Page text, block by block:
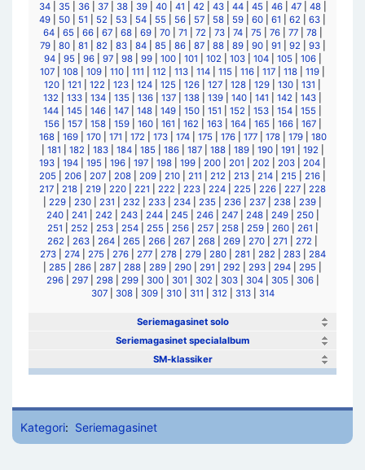
34| 35 36| 37| 38| 39| 40| 41 42 43| 44| 45 46| 47| 48|
49
50 51 52 53 54 55 56 57 58 59 60 61 62 63
64| 65 66| 67| 68| 69| 70| 71 72 73| 74| 75 76| 77| 78|
79| 80| 81 82 83| 84| 85 86| 87| 88| 89| 90| 91 92 93|
94| 95 96| 97| 98| 99| 100| 101 102 103| 104| 105 106|
107
108 109 110 111 112 113 114 115 116 117 118 119
120
121 122 123 124 125 126 127 128 129 130 131
132
133 134 135 136 137 138 139 140 141 142 143
144
145 146 147 148 149 150 151 152 153 154 155
156| 157| 158| 159| 160| 161 162 163| 164| 165 166| 167|
168| 169| 170| 171 172 173| 174| 175 176| 177| 178| 179| 180
181 182 183| 184| 185 186| 187| 188| 189| 190| 191 192
193
194 195 196 197 198 199 200 201 202 203 204
205
206 207 208 209 210 211 212 213 214 215 216
217
218 219 220 221 222 223 224 225 226 227
228
229 230 231 232 233 234 235 236 237 238 239
240| 241 242 243| 244| 245 246| 247| 248| 249| 250|
251
252 253| 254| 255 256| 257| 258| 259| 260| 261
262
263 264 265 266 267 268 269 270 271 272
273| 274| 275 276| 277| 278| 279| 280| 281 282 283| 284
285 286 287 288 289 290 291 292 293 294 295
296| 297| 298| 299| 300| 301 302 303| 304| 305 306|
307| 308| 309| 310| 311 312 313| 314
Seriemagasinet solo
Seriemagasinet specialalbum
SM-klassiker
Kategori: Seriemagasinet